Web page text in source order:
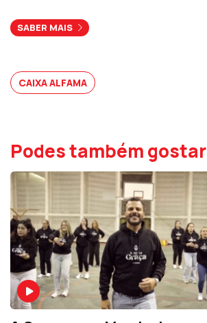
SABER MAIS
CAIXA ALFAMA
Podes também gostar